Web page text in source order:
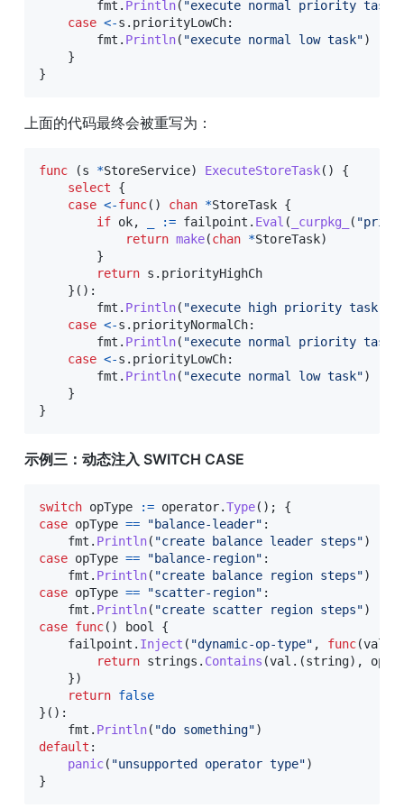
        fmt
. Println( "execute normal priority task"
case <-s . priorityLowCh:
        fmt
. Println( "execute normal low task")
}
}
上面的代码最终会被重写为：
func (s *StoreService) ExecuteStoreTask( )
{
select
{
case <-func( ) chan *StoreTask {
if ok, := failpoint . Eval ( _curpkg_ (
return make(chan *StoreTask)
}
return s . priorityHighCh
} ( ) :
        fmt
. Println( "execute high priority task"
case <-s . priorityNormalCh:
        fmt
. Println( "execute normal priority task"
case <-s . priorityLowCh:
        fmt
. Println( "execute normal low task")
}
}
示例三：动态注入 SWITCH CASE
switch opType := operator.Type( ) ;
{
case opType == "balance-leader" :
    fmt
. Println( "create balance leader steps")
case opType == "balance-region" :
    fmt
. Println( "create balance region steps")
case opType == "scatter-region" :
    fmt
. Println( "create scatter region steps")
case func( ) bool
{
    failpoint
. Inject ( "dynamic-op-type" , func(val
return strings . Contains (val . (string) ,
})
return false
} ( ) :
    fmt
. Println( "do something")
default :
panic( "unsupported operator type")
}